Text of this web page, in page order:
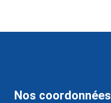
Nos coordonnées